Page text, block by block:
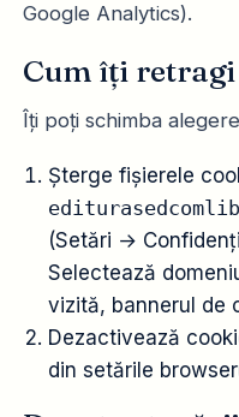
Google Analytics).
Cum îți
Îți poți schimba
Șterge fișierele
(Setări →
Selectează
vizită, bannerul de
Dezactivează
din setările